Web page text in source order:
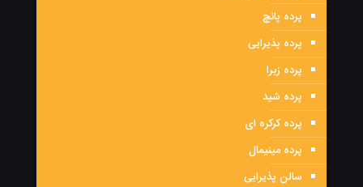
پرده پانچ
پرده پذیرایی
پرده زبرا
پرده شید
پرده کرکره ای
پرده مینیمال
سالن پذیرایی